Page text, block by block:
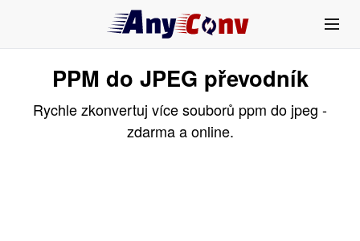
PPM do JPEG převodník
Rychle zkonvertuj více souborů ppm do jpeg -
zdarma a online.